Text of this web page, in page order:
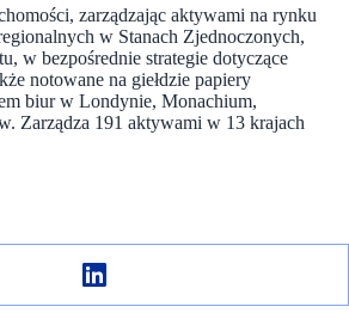
zarządzając aktywami na rynku
w Stanach Zjednoczonych,
w bezpośrednie strategie dotyczące
notowane na giełdzie papiery
biur w Londynie, Monachium,
Zarządza 191 aktywami w 13 krajach